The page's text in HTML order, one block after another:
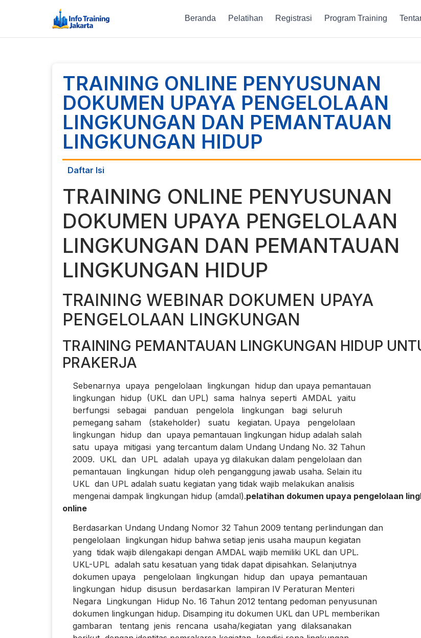
Beranda Pelatihan Registrasi Program Training
TRAINING ONLINE PENYUSUNAN
DOKUMEN UPAYA PENGELOLAAN
LINGKUNGAN DAN PEMANTAUAN
LINGKUNGAN HIDUP
Daftar Isi
TRAINING ONLINE PENYUSUNAN
DOKUMEN UPAYA PENGELOLAAN
LINGKUNGAN DAN PEMANTAUAN
LINGKUNGAN HIDUP
TRAINING WEBINAR DOKUMEN UPAYA
PENGELOLAAN LINGKUNGAN
TRAINING PEMANTAUAN LINGKUNGAN HIDUP
PRAKERJA
Sebenarnya upaya pengelolaan lingkungan hidup dan upaya pemantauan
lingkungan hidup (UKL dan UPL) sama halnya seperti AMDAL yaitu
berfungsi sebagai panduan pengelola lingkungan bagi seluruh
pemegang saham (stakeholder) suatu kegiatan. Upaya pengelolaan
lingkungan hidup dan upaya pemantauan lingkungan hidup adalah salah
satu upaya mitigasi yang tercantum dalam Undang Undang No. 32 Tahun
2009. UKL dan UPL adalah upaya yg dilakukan dalam pengelolaan dan
pemantauan lingkungan hidup oleh penganggung jawab usaha. Selain itu
UKL dan UPL adalah suatu kegiatan yang tidak wajib melakukan analisis
mengenai dampak lingkungan hidup (amdal).pelatihan dokumen upaya pengelolaan
online
Berdasarkan Undang Undang Nomor 32 Tahun 2009 tentang perlindungan dan
pengelolaan lingkungan hidup bahwa setiap jenis usaha maupun kegiatan
yang tidak wajib dilengakapi dengan AMDAL wajib memiliki UKL dan UPL.
UKL-UPL adalah satu kesatuan yang tidak dapat dipisahkan. Selanjutnya
dokumen upaya pengelolaan lingkungan hidup dan upaya pemantauan
lingkungan hidup disusun berdasarkan lampiran IV Peraturan Menteri
Negara Lingkungan Hidup No. 16 Tahun 2012 tentang pedoman penyusunan
dokumen lingkungan hidup. Disamping itu dokumen UKL dan UPL memberikan
gambaran tentang jenis rencana usaha/kegiatan yang dilaksanakan